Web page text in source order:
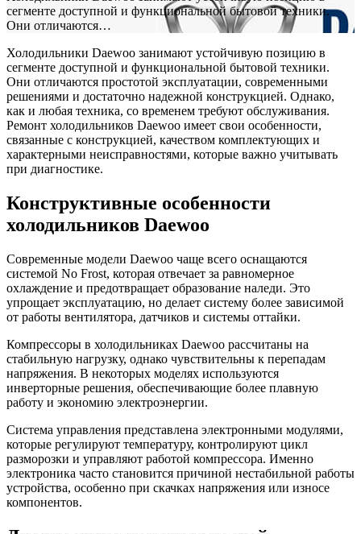
сегменте доступной и функциональной бытовой техники.
Они отличаются…
Холодильники Daewoo занимают устойчивую позицию в
сегменте доступной и функциональной бытовой техники.
Они отличаются простотой эксплуатации, современными
решениями и достаточно надежной конструкцией. Однако,
как и любая техника, со временем требуют обслуживания.
Ремонт холодильников Daewoo имеет свои особенности,
связанные с конструкцией, качеством комплектующих и
характерными неисправностями, которые важно учитывать
при диагностике.
Конструктивные особенности
холодильников Daewoo
Современные модели Daewoo чаще всего оснащаются
системой No Frost, которая отвечает за равномерное
охлаждение и предотвращает образование наледи. Это
упрощает эксплуатацию, но делает систему более зависимой
от работы вентилятора, датчиков и системы оттайки.
Компрессоры в холодильниках Daewoo рассчитаны на
стабильную нагрузку, однако чувствительны к перепадам
напряжения. В некоторых моделях используются
инверторные решения, обеспечивающие более плавную
работу и экономию электроэнергии.
Система управления представлена электронными модулями,
которые регулируют температуру, контролируют цикл
разморозки и управляют работой компрессора. Именно
электроника часто становится причиной нестабильной работы
устройства, особенно при скачках напряжения или износе
компонентов.